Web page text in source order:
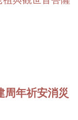
周年祈安消災